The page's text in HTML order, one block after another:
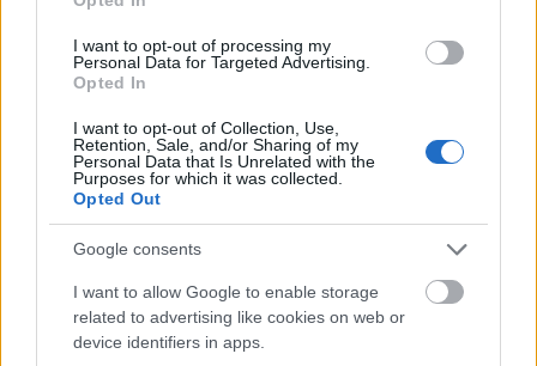
I want to opt-out of processing my
Personal Data for Targeted Advertising.
Opted In
I want to opt-out of Collection, Use,
Retention, Sale, and/or Sharing of my
Personal Data that Is Unrelated with the
Purposes for which it was collected.
Opted Out
Google consents
I want to allow Google to enable storage
related to advertising like cookies on web or
device identifiers in apps.